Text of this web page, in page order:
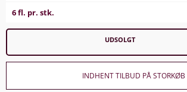
6 fl. pr. stk.
UDSOLGT
INDHENT TILBUD PÅ STORKØB